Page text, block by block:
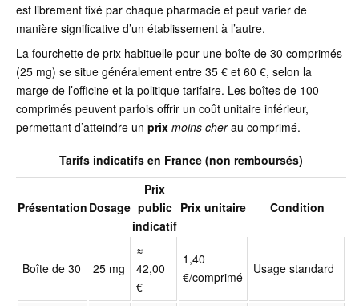
est librement fixé par chaque pharmacie et peut varier de
manière significative d’un établissement à l’autre.
La fourchette de prix habituelle pour une boîte de 30 comprimés
(25 mg) se situe généralement entre 35 € et 60 €, selon la
marge de l’officine et la politique tarifaire. Les boîtes de 100
comprimés peuvent parfois offrir un coût unitaire inférieur,
permettant d’atteindre un prix moins cherau comprimé.
Tarifs indicatifs en France (non remboursés)
Présentation Dosage
Prix
public
indicatif
Prix unitaire Condition
Boîte de 30 25 mg
≈
42,00
€
1,40
€/comprimé
Usage standard